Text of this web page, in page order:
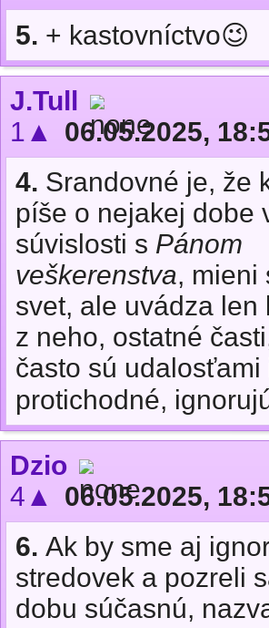
5. + kastovníctvo😉
J.Tull
1▲
06.05.2025,
4. Srandovné je, že
píše o nejakej dobe
súvislosti s Pánom
veškerenstva, mieni
svet, ale uvádza len
z neho, ostatné
často sú udalosťami
protichodné,
Dzio
4▲
06.05.2025,
6. Ak by sme aj
stredovek a pozreli
dobu súčasnú,